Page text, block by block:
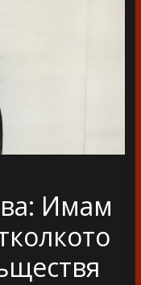
Имам